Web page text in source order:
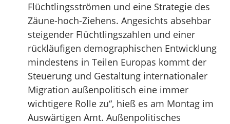
Flüchtlingsströmen und eine Strategie des
Zäune-hoch-Ziehens. Angesichts absehbar
steigender Flüchtlingszahlen und einer
rückläufigen demographischen Entwicklung
mindestens in Teilen Europas kommt der
Steuerung und Gestaltung internationaler
Migration außenpolitisch eine immer
wichtigere Rolle zu“, hieß es am Montag im
Auswärtigen Amt. Außenpolitisches